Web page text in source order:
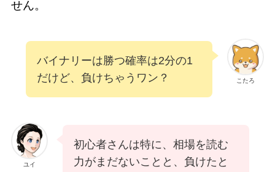
せん。
こたろ
バイナリーは勝つ確率は2分の1
だけど、負けちゃうワン？
ユイ
初心者さんは特に、相場を読む
力がまだないことと、負けたと